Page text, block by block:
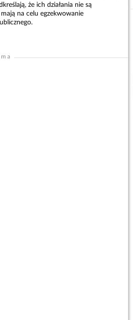
że ich działania nie są
na celu egzekwowanie